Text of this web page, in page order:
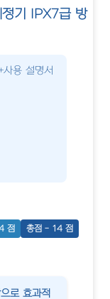
기 IPX7급 방
용 설명서
점 총점 - 14 점
로 효과적